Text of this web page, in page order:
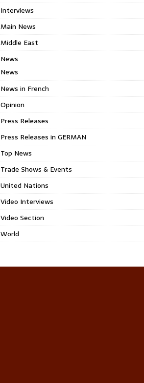
Interviews
Main News
Middle East
News
News
News in French
Opinion
Press Releases
Press Releases in GERMAN
Top News
Trade Shows & Events
United Nations
Video Interviews
Video Section
World